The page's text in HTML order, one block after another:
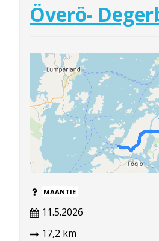
Överö-
MAANTIE
11.5.2026
17,2 km